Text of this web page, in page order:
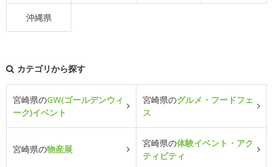
沖縄県
カテゴリから探す
宮崎県のGW(ゴールデンウィ
ーク)イベント
宮崎県のグルメ・フードフェ
ス
宮崎県の物産展
宮崎県の体験イベント・アク
ティビティ